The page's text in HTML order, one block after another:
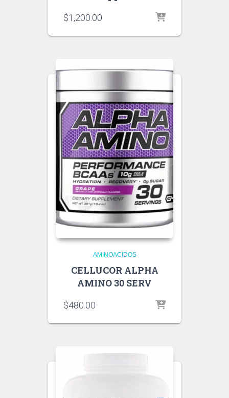
$1,200.00
AMINOACIDOS
CELLUCOR ALPHA
AMINO 30 SERV
$480.00